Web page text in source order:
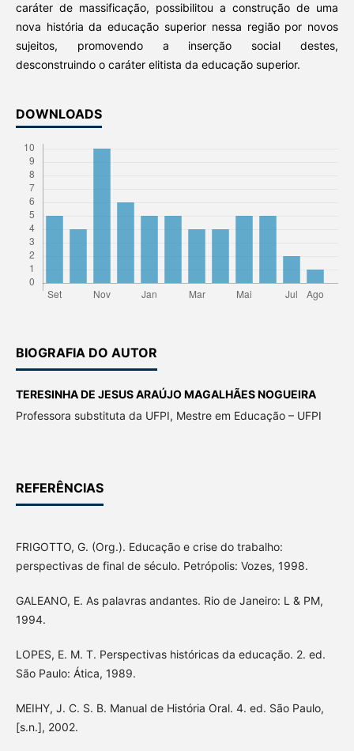
caráter de massificação, possibilitou a construção de uma
nova história da educação superior nessa região por novos
sujeitos, promovendo a inserção social destes,
desconstruindo o caráter elitista da educação superior.
DOWNLOADS
BIOGRAFIA DO AUTOR
TERESINHA DE JESUS ARAÚJO MAGALHÃES NOGUEIRA
Professora substituta da UFPI, Mestre em Educação – UFPI
REFERÊNCIAS
FRIGOTTO, G. (Org.). Educação e crise do trabalho:
perspectivas de final de século. Petrópolis: Vozes, 1998.
GALEANO, E. As palavras andantes. Rio de Janeiro: L & PM,
1994.
LOPES, E. M. T. Perspectivas históricas da educação. 2. ed.
São Paulo: Ática, 1989.
MEIHY, J. C. S. B. Manual de História Oral. 4. ed. São Paulo,
[s.n.], 2002.